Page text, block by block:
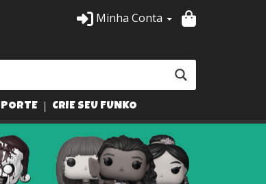
Minha Conta
CRIE SEU FUNKO